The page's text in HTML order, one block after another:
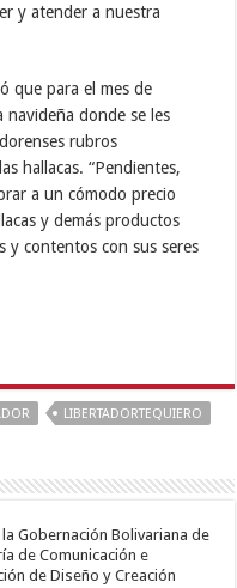
y atender a nuestra
que para el mes de
donde se les
rubros
hallacas. “Pendientes,
a un cómodo precio
y demás productos
y contentos con sus seres
LIBERTADORTEQUIERO
Gobernación Bolivariana de
de Comunicación e
de Diseño y Creación